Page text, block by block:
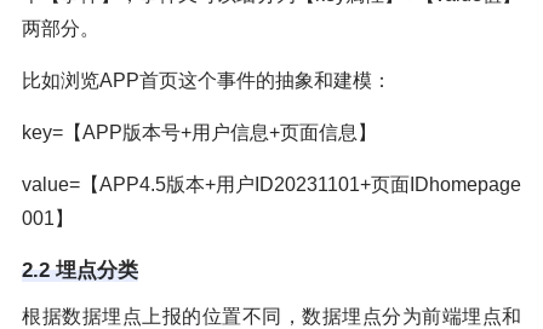
两部分。
比如浏览APP首页这个事件的抽象和建模：
key=【APP版本号+用户信息+页面信息】
value=【APP4.5版本+用户ID20231101+页面IDhomepage
001】
2.2 埋点分类
根据数据埋点上报的位置不同，数据埋点分为前端埋点和